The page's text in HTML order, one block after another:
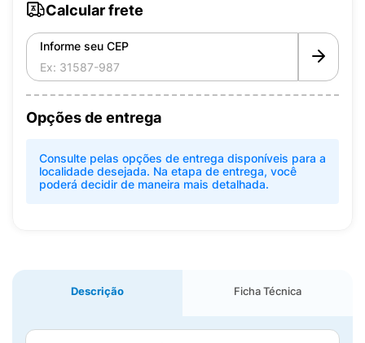
Calcular frete
Informe seu CEP
Opções de entrega
Consulte pelas opções de entrega disponíveis para a
localidade desejada. Na etapa de entrega, você
poderá decidir de maneira mais detalhada.
Descrição Ficha Técnica